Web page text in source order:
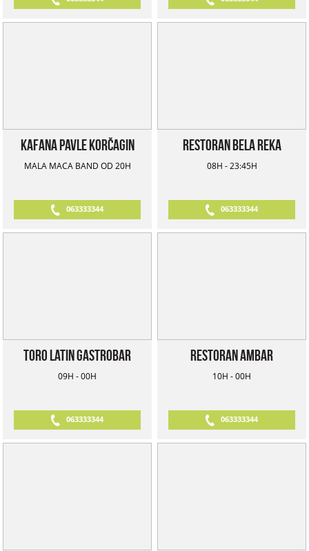
Kafana Pavle Korčagin
MALA MACA BAND OD 20H
063333344
Restoran Bela Reka
08H - 23:45H
063333344
Toro Latin Gastrobar
09H - 00H
063333344
Restoran Ambar
10H - 00H
063333344